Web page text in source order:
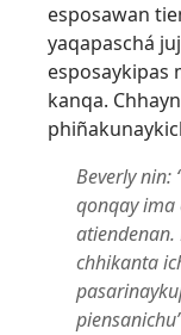
esposawan
yaqapaschá
esposaykipas
kanqa.
Beverly nin:
qonqay ima
chhikanta